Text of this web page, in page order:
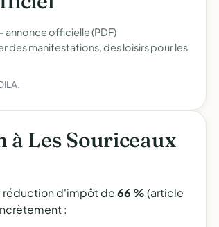
annonce officielle (PDF)
des manifestations, des loisirs pour les
Les Souriceaux
réduction d'impôt de66 %(article
: